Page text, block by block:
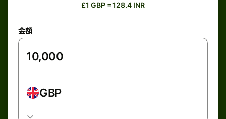
£1 GBP = 128.4 INR
金額
GBP